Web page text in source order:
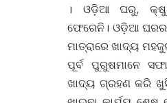
। ଓଡ଼ିଆ ଘରୁ,
ଫେରେନି। ଓଡ଼ିଆ ଘରର
ମାତ୍ରାରେ ଖାଦ୍ୟ
ପୂର୍ବ ପୁରୁଷମାନେ
ଖାଦ୍ୟ ଗ୍ରହଣ କରି